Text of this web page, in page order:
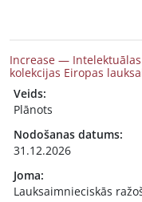
Increase —
kolekcijas Eiropas
Veids:
Plānots
Nodošanas datums:
31.12.2026
Joma:
Lauksaimnieciskās